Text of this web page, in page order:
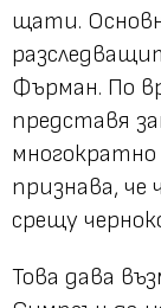
щати.
Фърман. По
представя
признава, че
срещу
Това дава